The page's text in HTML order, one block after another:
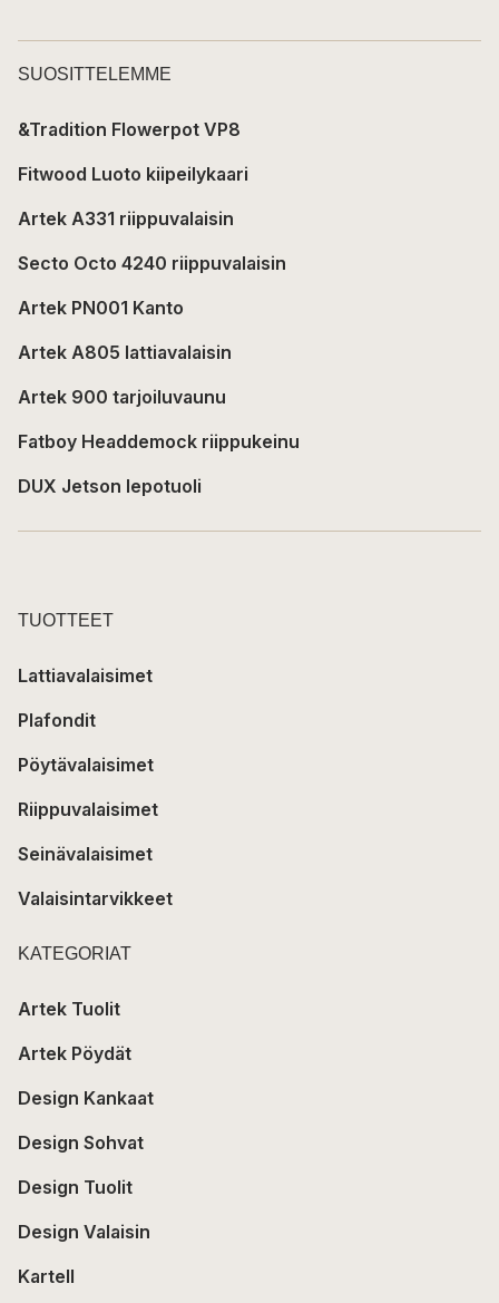
SUOSITTELEMME
&Tradition Flowerpot VP8
Fitwood Luoto kiipeilykaari
Artek A331 riippuvalaisin
Secto Octo 4240 riippuvalaisin
Artek PN001 Kanto
Artek A805 lattiavalaisin
Artek 900 tarjoiluvaunu
Fatboy Headdemock riippukeinu
DUX Jetson lepotuoli
TUOTTEET
Lattiavalaisimet
Plafondit
Pöytävalaisimet
Riippuvalaisimet
Seinävalaisimet
Valaisintarvikkeet
KATEGORIAT
Artek Tuolit
Artek Pöydät
Design Kankaat
Design Sohvat
Design Tuolit
Design Valaisin
Kartell